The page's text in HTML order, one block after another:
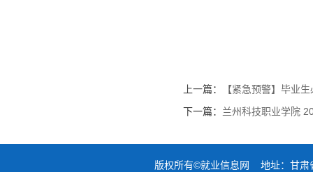
上一篇：
【紧急预警】毕业
下一篇： 兰州科技职业学院
版权所有©就业信息网 地址：甘